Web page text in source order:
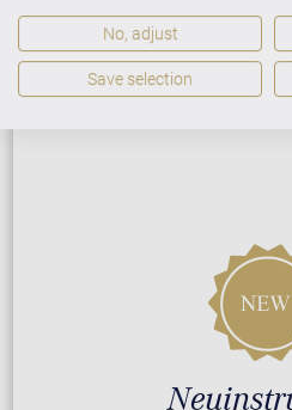
PREISLISTE
No, adjust
Save selection